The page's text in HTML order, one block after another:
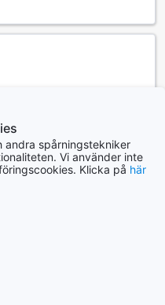
andra spårningstekniker
Vi använder inte
Klicka på här